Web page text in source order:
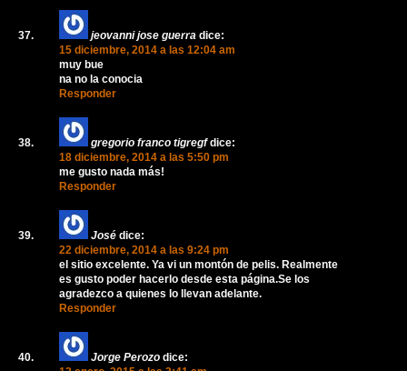
jeovanni jose guerra dice:
15 diciembre, 2014 a las 12:04 am
muy bue
na no la conocia
Responder
gregorio franco tigregf dice:
18 diciembre, 2014 a las 5:50 pm
me gusto nada más!
Responder
José dice:
22 diciembre, 2014 a las 9:24 pm
el sitio excelente. Ya vi un montón de pelis. Realmente
es gusto poder hacerlo desde esta página.Se los
agradezco a quienes lo llevan adelante.
Responder
Jorge Perozo dice: